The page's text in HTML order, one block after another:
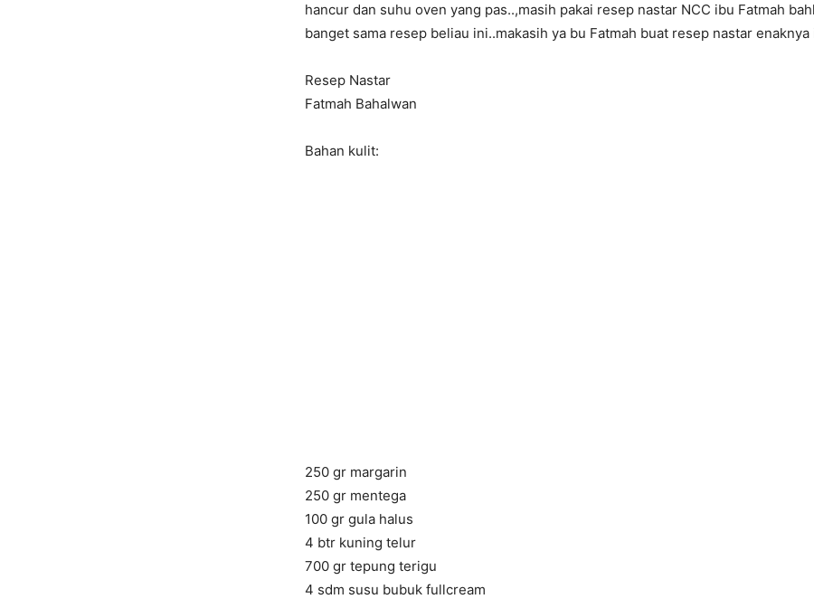
hancur dan suhu oven yang pas..,masih pakai resep nastar NCC ibu Fatmah
banget sama resep beliau ini..makasih ya bu Fatmah buat resep nastar enaknya
Resep Nastar
Fatmah Bahalwan
Bahan kulit:
250 gr margarin
250 gr mentega
100 gr gula halus
4 btr kuning telur
700 gr tepung terigu
4 sdm susu bubuk fullcream